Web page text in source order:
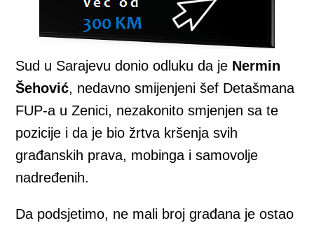
Sud u Sarajevu donio odluku da je Nermin
Šehović, nedavno smijenjeni šef Detašmana
FUP-a u Zenici, nezakonito smjenjen sa te
pozicije i da je bio žrtva kršenja svih
građanskih prava, mobinga i samovolje
nadređenih.
Da podsjetimo, ne mali broj građana je ostao